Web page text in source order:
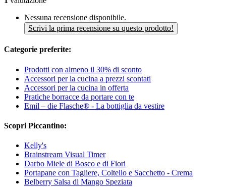
Nessuna recensione disponibile.
Scrivi la prima recensione su questo prodotto!
Categorie preferite:
Prodotti con almeno il 30% di sconto
Accessori per la cucina a prezzi scontati
Accessori per la cucina in offerta
Pratiche borracce da portare con te
Emil – die Flasche® - La bottiglia da vestire
Scopri Piccantino:
Kelly's
Brainstream Visual Timer
Darbo Miele di Bosco e di Fiori
Portapane con Tagliere, Coltello e Sacchetto - Crema
Belberry Salsa di Mango Speziata